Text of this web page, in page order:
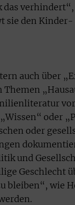
verhindert“,
sie den
auch über
oder
oder
und
Geschlecht
bleiben“, wie